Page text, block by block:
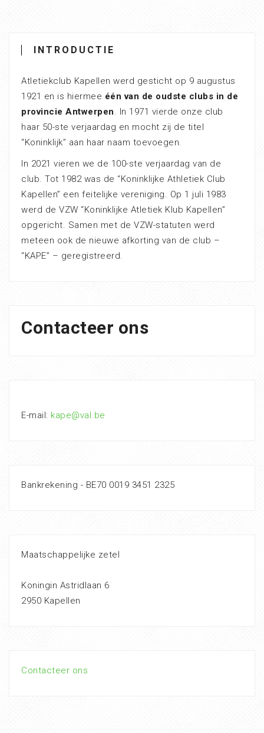
INTRODUCTIE
Atletiekclub Kapellen werd gesticht op 9 augustus
1921 en is hiermee één van de oudste clubs in de
provincie Antwerpen. In 1971 vierde onze club
haar 50-ste verjaardag en mocht zij de titel
“Koninklijk” aan haar naam toevoegen.
In 2021 vieren we de 100-ste verjaardag van de
club. Tot 1982 was de “Koninklijke Athletiek Club
Kapellen” een feitelijke vereniging. Op 1 juli 1983
werd de VZW “Koninklijke Atletiek Klub Kapellen”
opgericht. Samen met de VZW-statuten werd
meteen ook de nieuwe afkorting van de club –
“KAPE” – geregistreerd.
Contacteer ons
E-mail: kape@val.be
Bankrekening - BE70 0019 3451 2325
Maatschappelijke zetel
Koningin Astridlaan 6
2950 Kapellen
Contacteer ons